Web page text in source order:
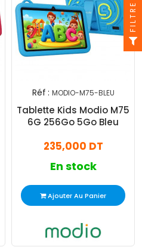
Réf : MODIO-M75-BLEU
Tablette Kids Modio M75
6G 256Go 5Go Bleu
235,000 DT
En stock
Ajouter Au Panier
FILTRE